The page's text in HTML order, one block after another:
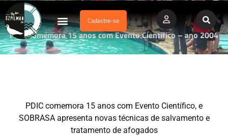
Cadastre-se
PDIC comemora 15 anos com Evento Científico – ano 2004
PDIC comemora 15 anos com Evento Científico, e
SOBRASA apresenta novas técnicas de salvamento e
tratamento de afogados